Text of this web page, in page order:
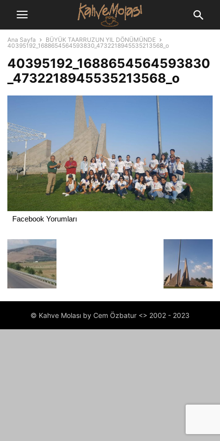
Ana Sayfa
BÜYÜK TAARRUZUN YIL DÖNÜMÜNDE
40395192_1688654564593830_4732218945535213568_o
40395192_1688654564593830
_4732218945535213568_o
Facebook Yorumları
© Kahve Molası by Cem Özbatur <> 2002 - 2023